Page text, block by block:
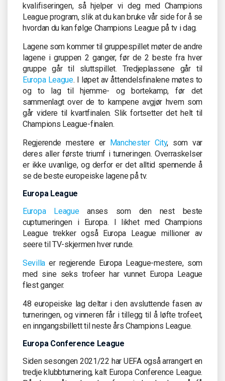
kvalifiseringen, så hjelper vi deg med Champions
League program, slik at du kan bruke vår side for å se
hvordan du kan følge Champions League på tv i dag.
Lagene som kommer til gruppespillet møter de andre
lagene i gruppen 2 ganger, før de 2 beste fra hver
gruppe går til sluttspillet. Tredjeplassene går til
Europa League. I løpet av åttendelsfinalene møtes to
og to lag til hjemme- og bortekamp, før det
sammenlagt over de to kampene avgjør hvem som
går videre til kvartfinalen. Slik fortsetter det helt til
Champions League-finalen.
Regjerende mestere er Manchester City, som var
deres aller første triumf i turneringen. Overraskelser
er ikke uvanlige, og derfor er det alltid spennende å
se de beste europeiske lagene på tv.
Europa League
Europa Leagueanses som den nest beste
cupturneringen i Europa. I likhet med Champions
League trekker også Europa League millioner av
seere til TV-skjermen hver runde.
Sevillaer regjerende Europa League-mestere, som
med sine seks trofeer har vunnet Europa League
flest ganger.
48 europeiske lag deltar i den avsluttende fasen av
turneringen, og vinneren får i tillegg til å løfte trofeet,
en inngangsbillett til neste års Champions League.
Europa Conference League
Siden sesongen 2021/22 har UEFA også arrangert en
tredje klubbturnering, kalt Europa Conference League.